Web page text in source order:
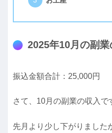
2025年10月の副業
振込金額合計：25,000円
さて、10月の副業の収入で
先月より少し下がりました